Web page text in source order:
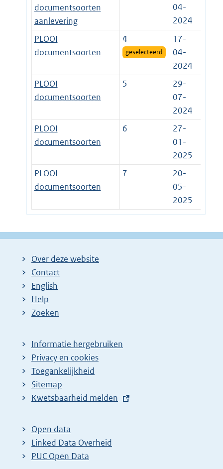
documentsoorten
aanlevering
04-
2024
PLOOI
documentsoorten
4
geselecteerd
17-
04-
2024
PLOOI
documentsoorten
5
29-
07-
2024
PLOOI
documentsoorten
6
27-
01-
2025
PLOOI
documentsoorten
7
20-
05-
2025
Over deze website
Contact
English
Help
Zoeken
Informatie hergebruiken
Privacy en cookies
Toegankelijkheid
Sitemap
E
t
e
r
Kwetsbaarheid melden
Open data
Linked Data Overheid
PUC Open Data